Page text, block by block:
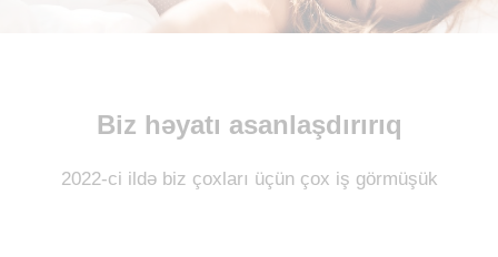
Biz həyatı asanlaşdırırıq
2022-ci ildə biz çoxları üçün çox iş görmüşük